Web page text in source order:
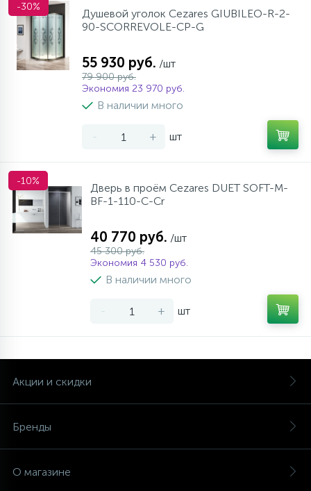
-30%
Душевой уголок Cezares GIUBILEO-R-2-
90-SCORREVOLE-CP-G
55 930 руб. /шт
79 900 руб.
Экономия 23 970 руб.
В наличии много
- + шт
-10%
Дверь в проём Cezares DUET SOFT-M-
BF-1-110-C-Cr
40 770 руб. /шт
45 300 руб.
Экономия 4 530 руб.
В наличии много
- + шт
Акции и скидки
Бренды
О магазине